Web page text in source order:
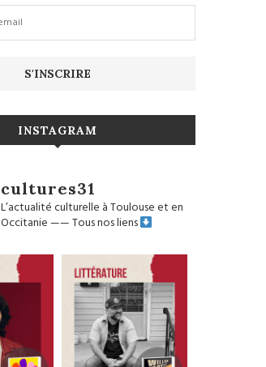
INSTAGRAM
cultures31
L’actualité culturelle à Toulouse et en
Occitanie——Tous nos liens